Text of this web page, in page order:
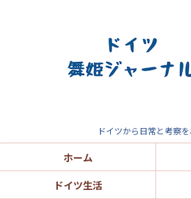
ドイツから日常と考察
ホーム
ドイツ生活